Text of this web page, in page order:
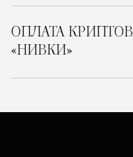
ОПЛАТА
«НИВКИ»